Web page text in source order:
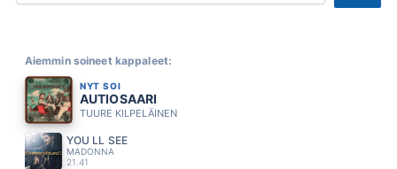
Aiemmin soineet kappaleet:
NYT SOI
AUTIOSAARI
TUURE KILPELÄINEN
YOU LL SEE
MADONNA
21.41